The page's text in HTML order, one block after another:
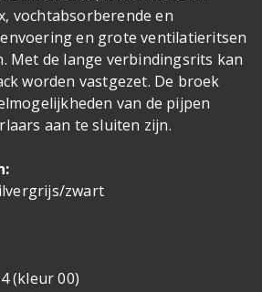
vochtabsorberende en
en grote ventilatieritsen
Met de lange verbindingsrits kan
worden vastgezet. De broek
van de pijpen
aan te sluiten zijn.
zwart
(kleur 00)